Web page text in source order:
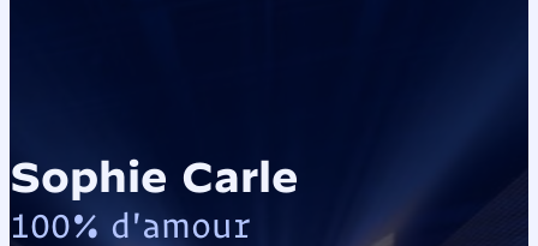
Sophie Carle
100% d'amour